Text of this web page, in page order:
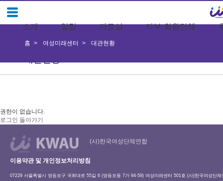
소개 알림 자료실 지부·회원단체
홈 여성미래센터 대관현황
권한이 없습니다.
로그인 돌아가기
(사)한국여성단체연합
이용약관 및 개인정보처리방침
07229 서울특별시 영등포구 국회대로 55길 6 (영등포동 7가 94-59) 여성미래센터 501호 (사)한국여성단체